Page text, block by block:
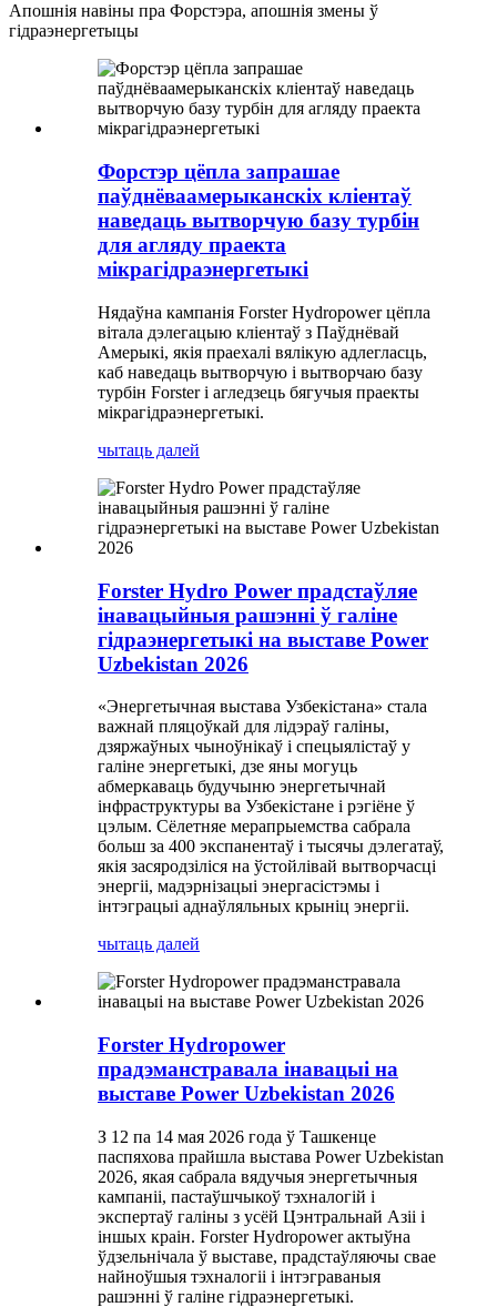
Апошнія навіны пра Форстэра, апошнія змены ў
гідраэнергетыцы
Форстэр цёпла запрашае
паўднёваамерыканскіх кліентаў
наведаць вытворчую базу турбін
для агляду праекта
мікрагідраэнергетыкі
Нядаўна кампанія Forster Hydropower цёпла
вітала дэлегацыю кліентаў з Паўднёвай
Амерыкі, якія праехалі вялікую адлегласць,
каб наведаць вытворчую і вытворчаю базу
турбін Forster і агледзець бягучыя праекты
мікрагідраэнергетыкі.
чытаць далей
Forster Hydro Power прадстаўляе
інавацыйныя рашэнні ў галіне
гідраэнергетыкі на выставе Power
Uzbekistan 2026
«Энергетычная выстава Узбекістана» стала
важнай пляцоўкай для лідэраў галіны,
дзяржаўных чыноўнікаў і спецыялістаў у
галіне энергетыкі, дзе яны могуць
абмеркаваць будучыню энергетычнай
інфраструктуры ва Узбекістане і рэгіёне ў
цэлым. Сёлетняе мерапрыемства сабрала
больш за 400 экспанентаў і тысячы дэлегатаў,
якія засяродзіліся на ўстойлівай вытворчасці
энергіі, мадэрнізацыі энергасістэмы і
інтэграцыі аднаўляльных крыніц энергіі.
чытаць далей
Forster Hydropower
прадэманстравала інавацыі на
выставе Power Uzbekistan 2026
З 12 па 14 мая 2026 года ў Ташкенце
паспяхова прайшла выстава Power Uzbekistan
2026, якая сабрала вядучыя энергетычныя
кампаніі, пастаўшчыкоў тэхналогій і
экспертаў галіны з усёй Цэнтральнай Азіі і
іншых краін. Forster Hydropower актыўна
ўдзельнічала ў выставе, прадстаўляючы свае
найноўшыя тэхналогіі і інтэграваныя
рашэнні ў галіне гідраэнергетыкі.